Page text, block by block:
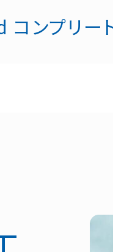
プリー